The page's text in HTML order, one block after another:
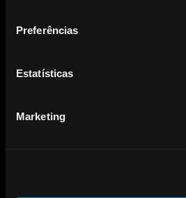
Preferências
Estatísticas
Marketing
PARTILHAR